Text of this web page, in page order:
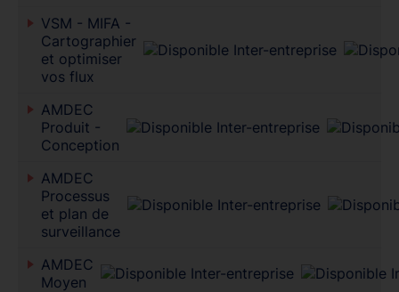
VSM - MIFA -
Cartographier
et optimiser
vos flux
AMDEC
Produit -
Conception
AMDEC
Processus
et plan de
surveillance
AMDEC
Moyen